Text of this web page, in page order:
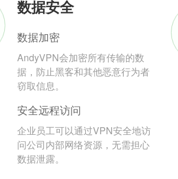
数据安全
数据加密
AndyVPN会加密所有传输的数
据，防止黑客和其他恶意行为者
窃取信息。
安全远程访问
企业员工可以通过VPN安全地访
问公司内部网络资源，无需担心
数据泄露。